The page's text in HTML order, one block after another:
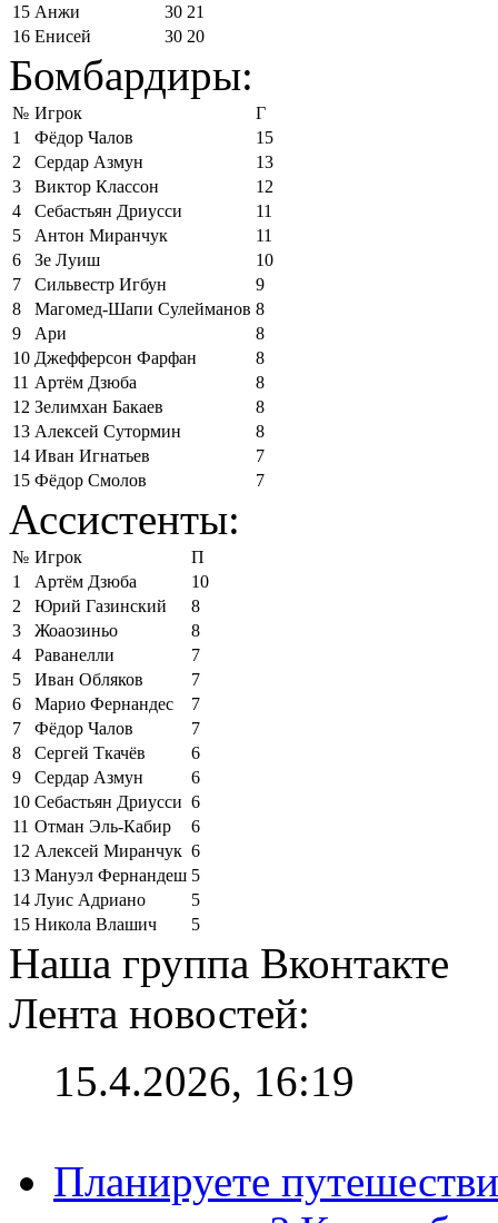
15 Анжи 30 21
16 Енисей 30 20
Бомбардиры:
№ Игрок
Г
1
Фёдор Чалов
15
2
Сердар Азмун
13
3
Виктор Классон
12
4
Себастьян Дриусси
11
5
Антон Миранчук
11
6
Зе Луиш
10
7
Сильвестр Игбун
9
8
Магомед-Шапи Сулейманов 8
9
Ари
8
10 Джефферсон Фарфан
8
11 Артём Дзюба
8
12 Зелимхан Бакаев
8
13 Алексей Сутормин
8
14 Иван Игнатьев
7
15 Фёдор Смолов 7
Ассистенты:
№ Игрок
П
1
Артём Дзюба
10
2
Юрий Газинский
8
3
Жоаозиньо
8
4
Раванелли
7
5
Иван Обляков
7
6
Марио Фернандес
7
7
Фёдор Чалов
7
8
Сергей Ткачёв
6
9
Сердар Азмун
6
10 Себастьян Дриусси 6
11 Отман Эль-Кабир
6
12 Алексей Миранчук 6
13 Мануэл Фернандеш 5
14 Луис Адриано
5
15 Никола Влашич 5
Наша группа Вконтакте
Лента новостей:
15.4.2026, 16:19
Планируете